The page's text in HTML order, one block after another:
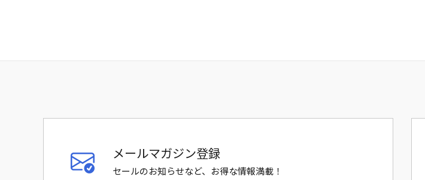
メールマガジン登録
セールのお知らせなど、お得な情報満載！